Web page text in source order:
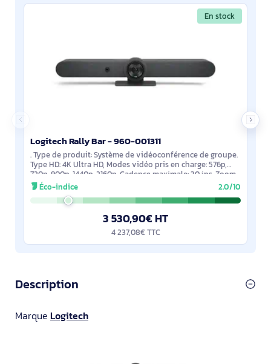
En stock
Logitech Rally Bar - 960-001311
. Type de produit: Système de vidéoconférence de groupe.
Type HD: 4K Ultra HD, Modes vidéo pris en charge: 576p,
720p, 900p, 1440p, 2160p, Cadence maximale: 30 ips. Zoom
optique: 5x, Zoom numérique:
Éco-indice 2.0/10
3 530,90€ HT
4 237,08€ TTC
Description
Marque Logitech